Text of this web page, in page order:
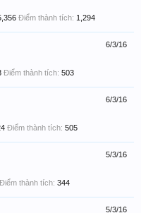
Điểm thành tích: 1,294
6/3/16
Điểm thành tích: 503
6/3/16
Điểm thành tích: 505
5/3/16
Điểm thành tích: 344
5/3/16